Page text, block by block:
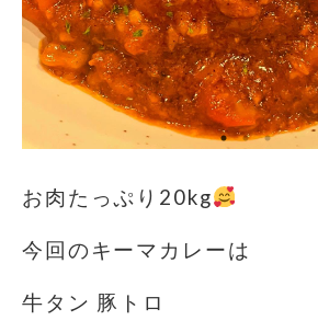
お肉たっぷり20kg
今回のキーマカレーは
牛タン 豚トロ